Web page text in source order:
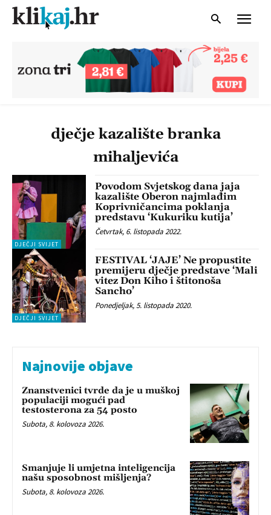
dječje kazalište branka
mihaljevića
DJEČJI SVIJET
Povodom Svjetskog dana jaja
kazalište Oberon najmlađim
Koprivničancima poklanja
predstavu ‘Kukuriku kutija’
Četvrtak, 6. listopada 2022.
DJEČJI SVIJET
FESTIVAL ‘JAJE’ Ne propustite
premijeru dječje predstave ‘Mali
vitez Don Kiho i štitonoša
Sancho’
Ponedjeljak, 5. listopada 2020.
Najnovije objave
Znanstvenici tvrde da je u muškoj
populaciji mogući pad
testosterona za 54 posto
Subota, 8. kolovoza 2026.
Smanjuje li umjetna inteligencija
našu sposobnost mišljenja?
Subota, 8. kolovoza 2026.